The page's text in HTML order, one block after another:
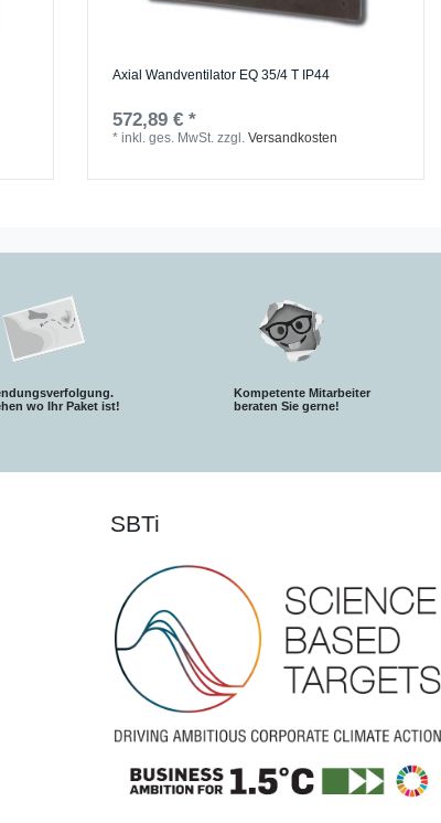
Axial Wandventilator EQ 35/4 T IP44
572,89 € *
*inkl. ges. MwSt. zzgl.Versandkosten
wo Ihr Paket ist!
Kompetente Mitarbeiter
beraten Sie gerne!
SBTi